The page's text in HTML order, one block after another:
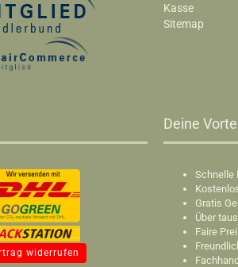
Kasse
Sitemap
widerrufen
Deine
Schnelle
Gratis
Über
Faire